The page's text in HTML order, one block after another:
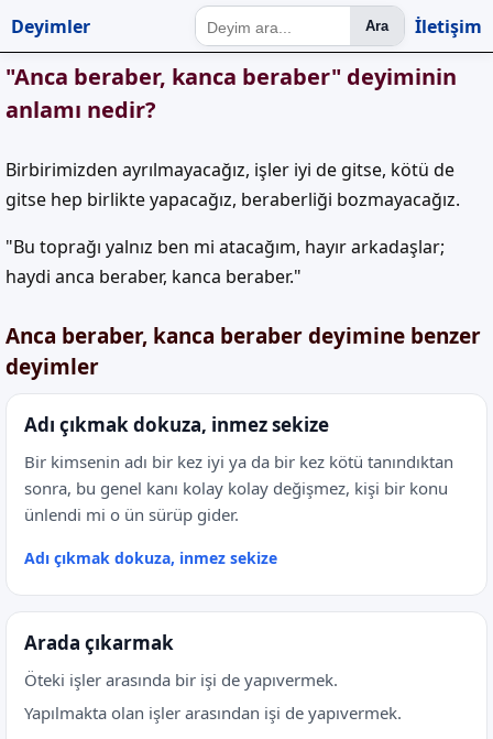
Deyimler Ara İletişim
"Anca beraber, kanca beraber" deyiminin
anlamı nedir?
Birbirimizden ayrılmayacağız, işler iyi de gitse, kötü de
gitse hep birlikte yapacağız, beraberliği bozmayacağız.
"Bu toprağı yalnız ben mi atacağım, hayır arkadaşlar;
haydi anca beraber, kanca beraber."
Anca beraber, kanca beraber deyimine benzer
deyimler
Adı çıkmak dokuza, inmez sekize
Bir kimsenin adı bir kez iyi ya da bir kez kötü tanındıktan
sonra, bu genel kanı kolay kolay değişmez, kişi bir konu
ünlendi mi o ün sürüp gider.
Adı çıkmak dokuza, inmez sekize
Arada çıkarmak
Öteki işler arasında bir işi de yapıvermek.
Yapılmakta olan işler arasından işi de yapıvermek.